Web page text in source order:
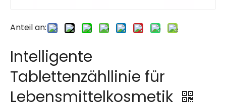
Anteil an:
Intelligente
Tablettenzähllinie für
Lebensmittelkosmetik